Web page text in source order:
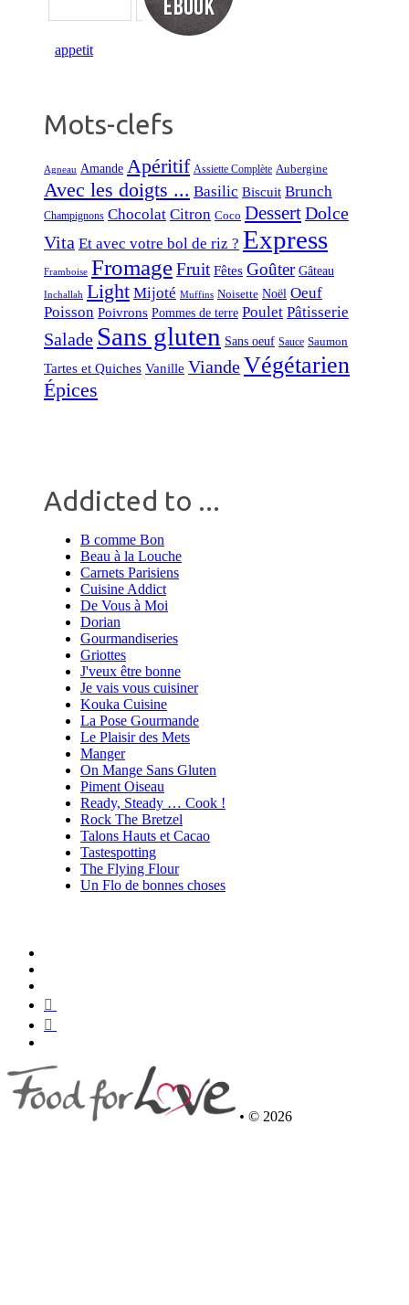
Mots-clefs
Agneau Amande Apéritif Assiette Complète Aubergine
Avec les doigts ... Basilic Biscuit Brunch
Champignons Chocolat Citron Coco DessertDolce
Vita Et avec votre bol de riz ? Express
Framboise FromageFruit Fêtes Goûter Gâteau
Inchallah Light Mijoté Muffins Noisette Noël Oeuf
Poisson Poivrons Pommes de terre Poulet Pâtisserie
Salade Sans gluten Sans oeuf Sauce Saumon
Tartes et Quiches Vanille ViandeVégétarien
Épices
Addicted to ...
B comme Bon
Beau à la Louche
Carnets Parisiens
Cuisine Addict
De Vous à Moi
Dorian
Gourmandiseries
Griottes
J'veux être bonne
Je vais vous cuisiner
Kouka Cuisine
La Pose Gourmande
Le Plaisir des Mets
Manger
On Mange Sans Gluten
Piment Oiseau
Ready, Steady … Cook !
Rock The Bretzel
Talons Hauts et Cacao
Tastespotting
The Flying Flour
Un Flo de bonnes choses
• © 2026